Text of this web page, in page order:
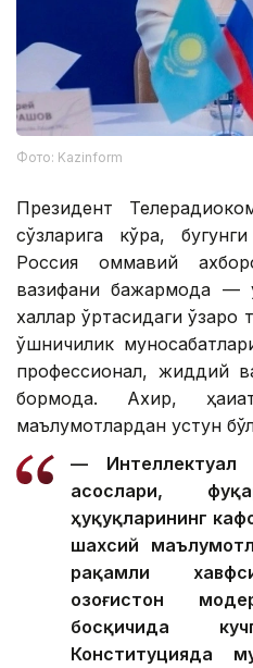
Фото: Kazinform
Президент
сўзларига кўра,
Россия оммавий
вазифани бажармоқда —
халқлар ўртасидаги
қўшничилик
профессионал, жиддий
бормоқда. Ахир,
маълумотлардан устун
— Интеллектуал
асослари,
ҳуқуқларининг
шахсий
рақамли
Қозоғистон
босқичида
Конституцияда